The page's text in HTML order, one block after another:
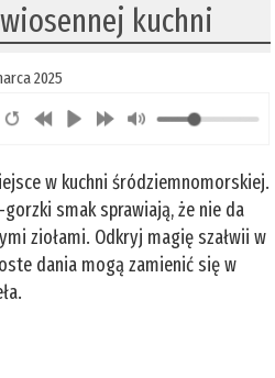
kuchni
2025
w kuchni śródziemnomorskiej.
smak sprawiają, że nie da
ziołami. Odkryj magię szałwii w
dania mogą zamienić się w